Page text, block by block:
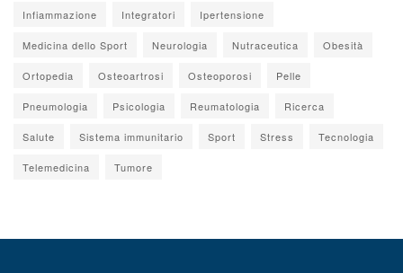
Infiammazione Integratori Ipertensione
Medicina dello Sport Neurologia Nutraceutica Obesità
Ortopedia Osteoartrosi Osteoporosi Pelle
Pneumologia Psicologia Reumatologia Ricerca
Salute Sistema immunitario Sport Stress Tecnologia
Telemedicina Tumore